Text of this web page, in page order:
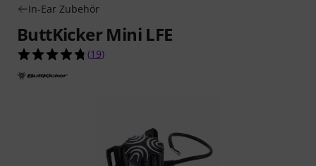
In-Ear Zubehör
ButtKicker Mini LFE
4.7 von 5 Sternen aus 19 Kundenbewertungen
(19)